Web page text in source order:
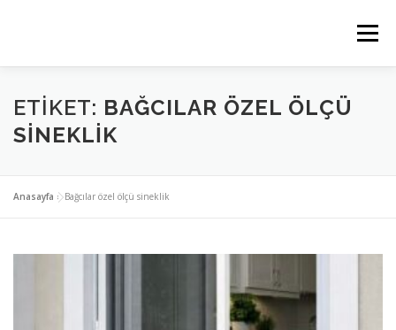
Menü
ANASAYFA PLİSE SİNEKLİK KEDİ SİNEKLİK
ETIKET: BAĞCILAR ÖZEL ÖLÇÜ
SINEKLIK
Anasayfa »Bağcılar özel ölçü sineklik